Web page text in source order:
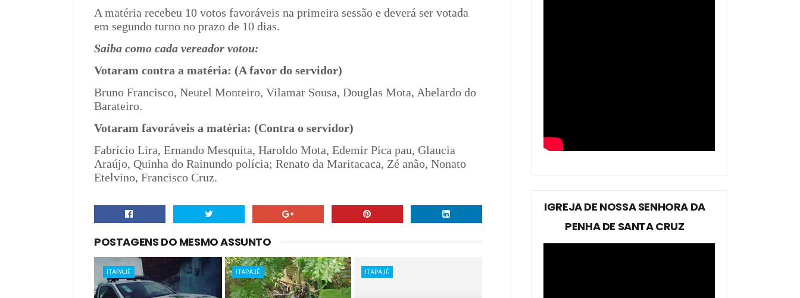
A matéria recebeu 10 votos favoráveis na primeira sessão e deverá ser votada
em segundo turno no prazo de 10 dias.
Saiba como cada vereador votou:
Votaram contra a matéria: (A favor do servidor)
Bruno Francisco, Neutel Monteiro, Vilamar Sousa, Douglas Mota, Abelardo do
Barateiro.
Votaram favoráveis a matéria: (Contra o servidor)
Fabrício Lira, Ernando Mesquita, Haroldo Mota, Edemir Pica pau, Glaucia
Araújo, Quinha do Rainundo polícia; Renato da Maritacaca, Zé anão, Nonato
Etelvino, Francisco Cruz.
POSTAGENS DO MESMO ASSUNTO
ITAPAJÉ ITAPAJÉ ITAPAJÉ
IGREJA DE NOSSA SENHORA DA
PENHA DE SANTA CRUZ